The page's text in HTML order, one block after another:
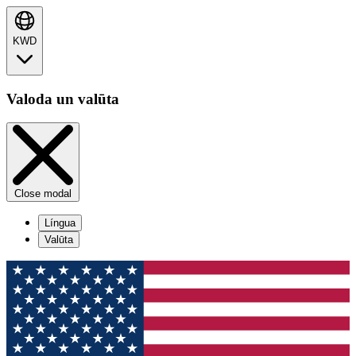
KWD
Valoda un valūta
Close modal
Língua
Valūta